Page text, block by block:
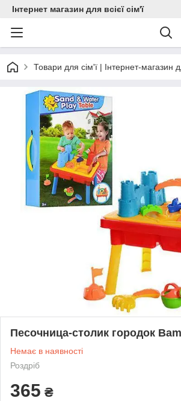
Інтернет магазин для всієї сім'ї
Товари для сім'ї | Інтернет-магазин
Песочница-столик городок
Немає в наявності
Роздріб
365 ₴